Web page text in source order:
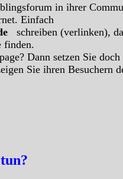
in ihrer
Einfach
schreiben (verlinken),
finden.
Dann setzen Sie doch
Sie ihren Besuchern